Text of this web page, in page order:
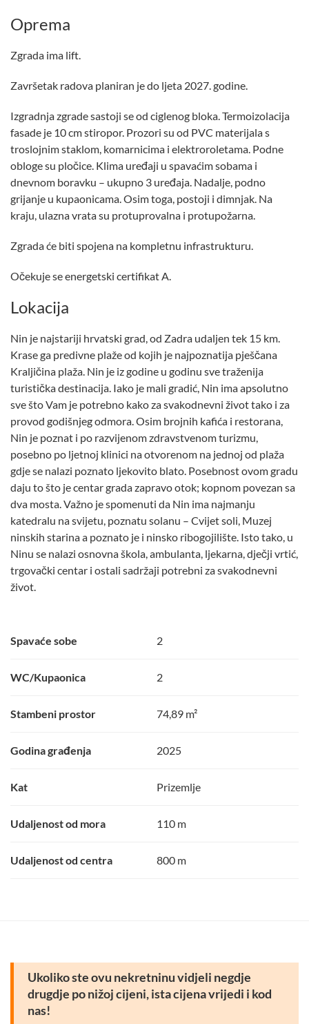
Oprema
Zgrada ima lift.
Završetak radova planiran je do ljeta 2027. godine.
Izgradnja zgrade sastoji se od ciglenog bloka. Termoizolacija
fasade je 10 cm stiropor. Prozori su od PVC materijala s
troslojnim staklom, komarnicima i elektroroletama. Podne
obloge su pločice. Klima uređaji u spavaćim sobama i
dnevnom boravku – ukupno 3 uređaja. Nadalje, podno
grijanje u kupaonicama. Osim toga, postoji i dimnjak. Na
kraju, ulazna vrata su protuprovalna i protupožarna.
Zgrada će biti spojena na kompletnu infrastrukturu.
Očekuje se energetski certifikat A.
Lokacija
Nin je najstariji hrvatski grad, od Zadra udaljen tek 15 km.
Krase ga predivne plaže od kojih je najpoznatija pješčana
Kraljičina plaža. Nin je iz godine u godinu sve traženija
turistička destinacija. Iako je mali gradić, Nin ima apsolutno
sve što Vam je potrebno kako za svakodnevni život tako i za
provod godišnjeg odmora. Osim brojnih kafića i restorana,
Nin je poznat i po razvijenom zdravstvenom turizmu,
posebno po ljetnoj klinici na otvorenom na jednoj od plaža
gdje se nalazi poznato ljekovito blato. Posebnost ovom gradu
daju to što je centar grada zapravo otok; kopnom povezan sa
dva mosta. Važno je spomenuti da Nin ima najmanju
katedralu na svijetu, poznatu solanu – Cvijet soli, Muzej
ninskih starina a poznato je i ninsko ribogojilište. Isto tako, u
Ninu se nalazi osnovna škola, ambulanta, ljekarna, dječji vrtić,
trgovački centar i ostali sadržaji potrebni za svakodnevni
život.
Spavaće sobe 2
WC/Kupaonica 2
Stambeni prostor 74,89 m²
Godina građenja 2025
Kat Prizemlje
Udaljenost od mora 110 m
Udaljenost od centra 800 m
Ukoliko ste ovu nekretninu vidjeli negdje
drugdje po nižoj cijeni, ista cijena vrijedi i kod
nas!